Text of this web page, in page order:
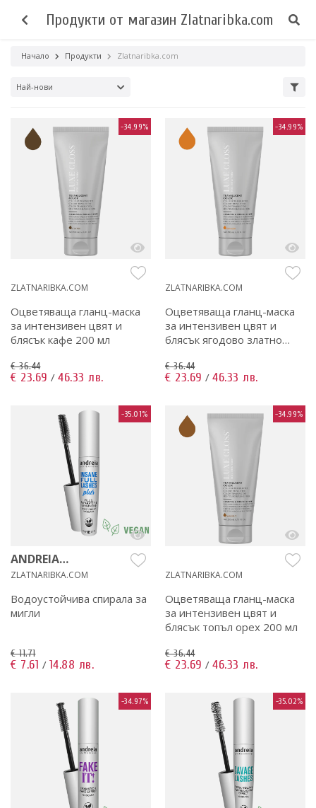
Начало Продукти Zlatnaribka.com
Продукти от магазин Zlatnaribka.com
Най-нови
-34.99%
ZLATNARIBKA.COM
Оцветяваща гланц-маска
за интензивен цвят и
блясък кафе 200 мл
€ 36.44
€ 23.69 / 46.33 лв.
-34.99%
ZLATNARIBKA.COM
Оцветяваща гланц-маска
за интензивен цвят и
блясък ягодово златно
€ 36.44
€ 23.69 / 46.33 лв.
-35.01%
ANDREIA
PROFESSIONAL
ZLATNARIBKA.COM
Водоустойчива спирала за
мигли
€ 11.71
€ 7.61 / 14.88 лв.
-34.99%
ZLATNARIBKA.COM
Оцветяваща гланц-маска
за интензивен цвят и
блясък топъл орех 200 мл
€ 36.44
€ 23.69 / 46.33 лв.
-34.97% -35.02%